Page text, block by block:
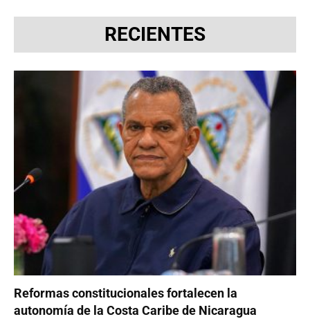
RECIENTES
Reformas constitucionales fortalecen la
autonomía de la Costa Caribe de Nicaragua